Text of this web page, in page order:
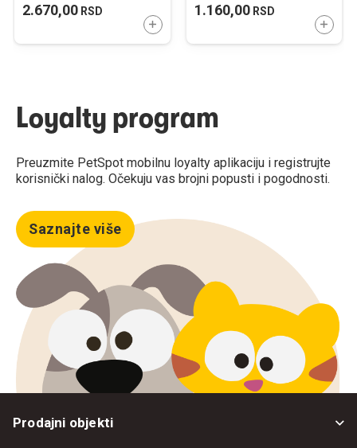
2.670,00 RSD
DODAJTE U KORPU
1.160,00RSD
Loyalty program
Preuzmite PetSpot mobilnu loyalty aplikaciju i registrujte
korisnički nalog. Očekuju vas brojni popusti i pogodnosti.
Saznajte više
Prodajni objekti